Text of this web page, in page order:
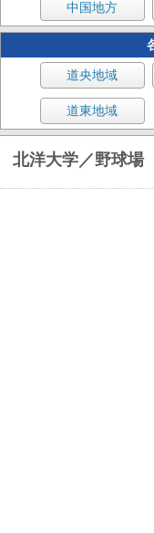
中国地方
道央地域
道東地域
北洋大学／野球場